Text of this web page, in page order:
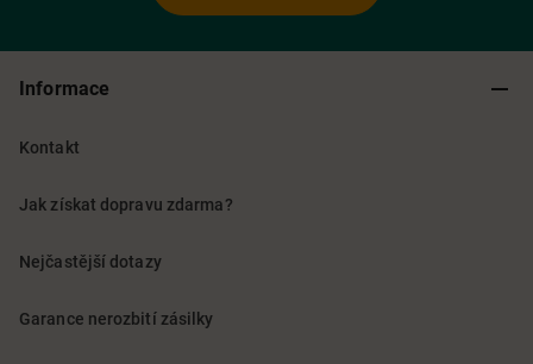
Informace
Kontakt
Jak získat dopravu zdarma?
Nejčastější dotazy
Garance nerozbití zásilky